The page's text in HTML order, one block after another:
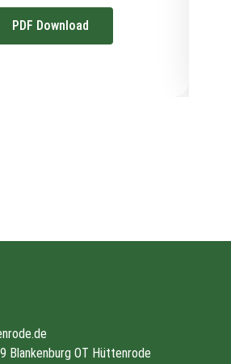
PDF Download
Blankenburg OT Hüttenrode